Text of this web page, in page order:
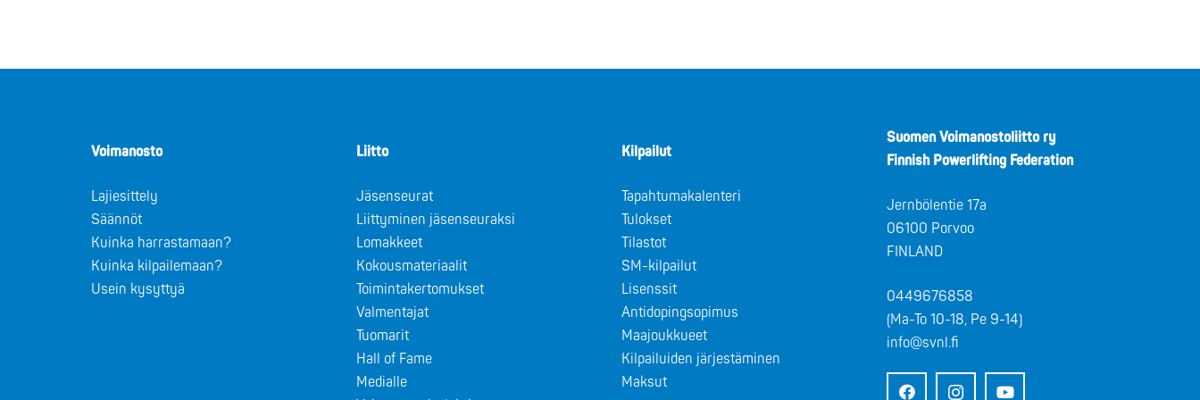
Voimanosto
Lajiesittely
Säännöt
Kuinka harrastamaan?
Kuinka kilpailemaan?
Usein kysyttyä
Liitto
Jäsenseurat
Liittyminen jäsenseuraksi
Lomakkeet
Kokousmateriaalit
Toimintakertomukset
Valmentajat
Tuomarit
Hall of Fame
Medialle
Kilpailut
Tapahtumakalenteri
Tulokset
Tilastot
SM-kilpailut
Lisenssit
Antidopingsopimus
Maajoukkueet
Kilpailuiden järjestäminen
Maksut
Suomen Voimanostoliitto ry
Finnish Powerlifting Federation
Jernbölentie 17a
06100 Porvoo
FINLAND
0449676858
(Ma-To 10-18, Pe 9-14)
info@svnl.fi